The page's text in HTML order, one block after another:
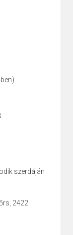
szerdáján
2422